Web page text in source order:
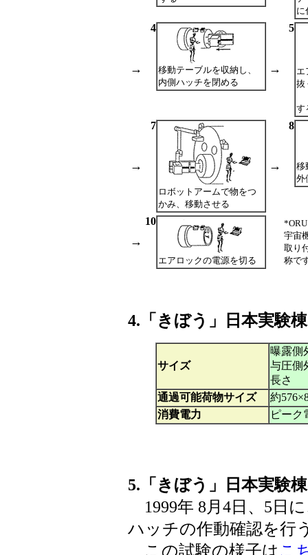
に
→
4
移動テーブルを収納し、
内側ハッチを閉める
→
5
エ
抜
す
→
7
ロボットアームで物をつ
かみ、移動させる
→
8
移
外
→
10
エアロックの電源を切る
宇宙
取り
称で
4.「きぼう」日本実験
サイズ
曝露側
与圧側
長さ
通過可能荷物サイズ
約
消費電力
ピーク
5.「きぼう」日本実験
1999年 8月4日、5日
ハッチの作動確認を行
この試験の様子はこ